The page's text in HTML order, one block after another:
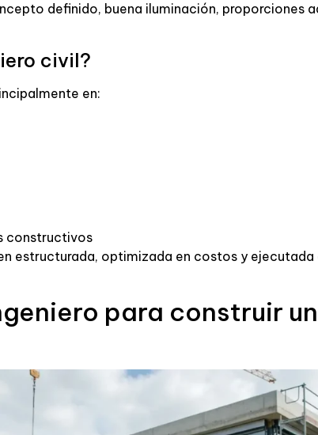
definido, buena iluminación, proporciones
civil?
en:
constructivos
estructurada, optimizada en costos y
para construir